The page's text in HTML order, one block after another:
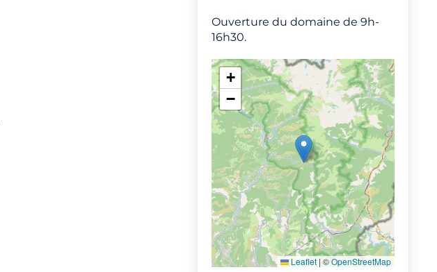
Ouverture du domaine de 9h-
16h30.
+
−
Leaflet | ©OpenStreetMap